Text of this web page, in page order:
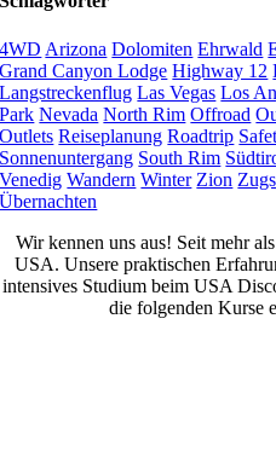
4WD Arizona Dolomiten Ehrwald
Grand Canyon Lodge Highway 12
Langstreckenflug Las Vegas Los
Park Nevada North Rim Offroad
Outlets Reiseplanung Roadtrip
Sonnenuntergang South Rim
Venedig Wandern Winter Zion
Übernachten
Wir kennen uns aus! Seit mehr
USA. Unsere praktischen
intensives Studium beim USA
die folgenden Kurse